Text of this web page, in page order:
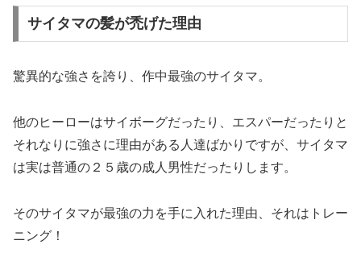
サイタマの髪が禿げた理由
驚異的な強さを誇り、作中最強のサイタマ。
他のヒーローはサイボーグだったり、エスパーだったりと
それなりに強さに理由がある人達ばかりですが、サイタマ
は実は普通の２５歳の成人男性だったりします。
そのサイタマが最強の力を手に入れた理由、それはトレー
ニング！